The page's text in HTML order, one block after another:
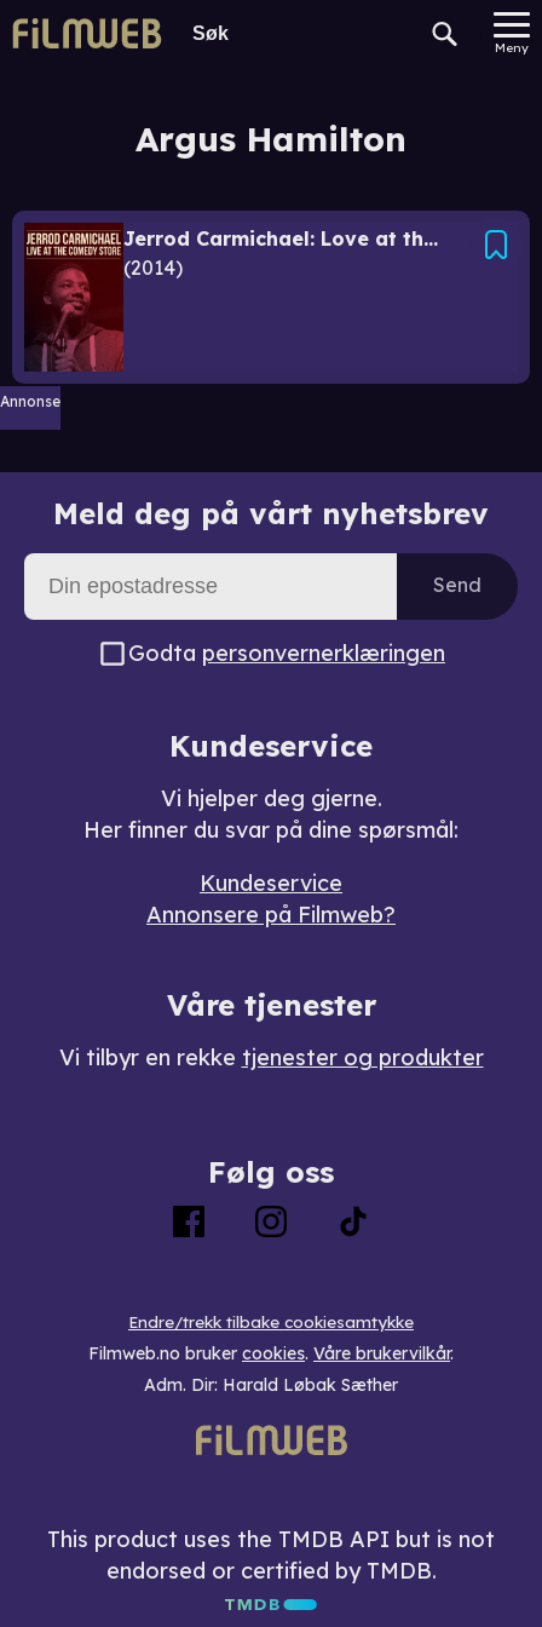
Meny
Argus Hamilton
Jerrod Carmichael: Love at the Store
2014
Annonse
Meld deg på vårt nyhetsbrev
Send
Godta personvernerklæringen
Kundeservice
Vi hjelper deg gjerne.
Her finner du svar på dine spørsmål:
Kundeservice
Annonsere på Filmweb?
Våre tjenester
Vi tilbyr en rekke tjenester og produkter
Følg oss
Endre/trekk tilbake cookiesamtykke
Filmweb.no bruker cookies. Våre brukervilkår.
Adm. Dir: Harald Løbak Sæther
This product uses the TMDB API but is not
endorsed or certified by TMDB.